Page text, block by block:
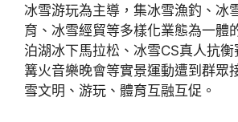
冰雪游玩為主導，集冰雪漁釣、冰
育、冰雪經貿等多樣化業態為一體
泊湖冰下馬拉松、冰雪CS真人抗
篝火音樂晚會等實景運動遭到群眾
雪文明、游玩、體育互融互促。